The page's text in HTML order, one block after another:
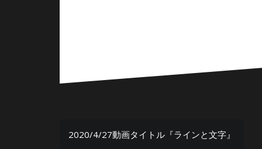
投
2020/4/27動画タイトル『ラインと文字』